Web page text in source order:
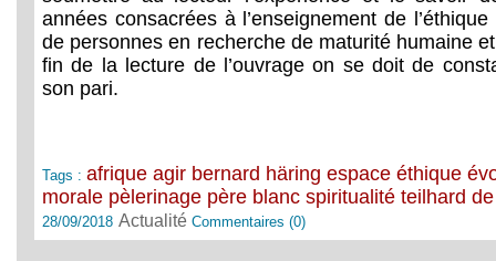
années consacrées à l’enseignement de
de personnes en recherche de maturité humaine
fin de la lecture de l’ouvrage on se doit de
son pari.
Tags :afrique agir bernard häring espace éthique
morale pèlerinage père blanc spiritualité teilhard
28/09/2018 ActualitéCommentaires (0)